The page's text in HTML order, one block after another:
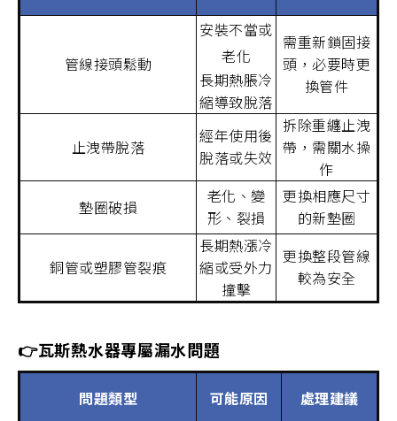
管線接頭鬆動
安裝不當或
老化
長期熱脹冷
縮導致脫落
需重新鎖固接
頭，必要時更
換管件
止洩帶脫落
經年使用後
脫落或失效
拆除重纏止洩
帶，需關水操
作
墊圈破損
老化、變
形、裂損
更換相應尺寸
的新墊圈
銅管或塑膠管裂痕
長期熱漲冷
縮或受外力
撞擊
更換整段管線
較為安全
👉瓦斯熱水器專屬漏水問題
問題類型 可能原因 處理建議